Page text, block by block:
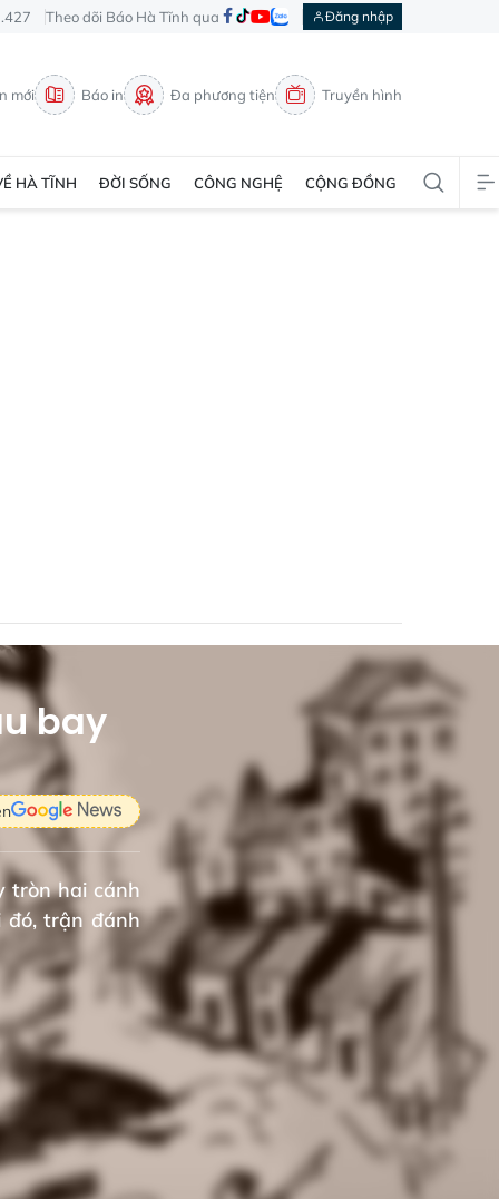
Theo dõi Báo Hà Tĩnh qua Đăng nhập
mới Báo in Đa phương tiện Truyền hình
HÀ TĨNH ĐỜI SỐNG CÔNG NGHỆ CỘNG ĐỒNG
bay
tròn hai cánh
đó, trận đánh